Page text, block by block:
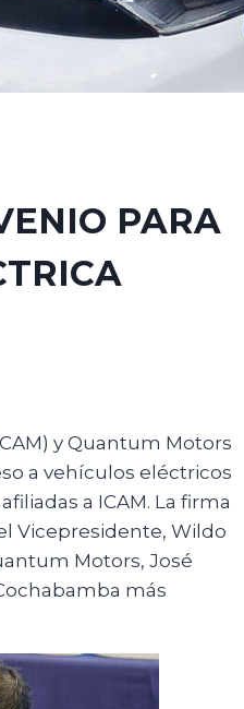
PARA
y Quantum Motors
a vehículos eléctricos
a ICAM. La firma
Vicepresidente, Wildo
Motors, José
más